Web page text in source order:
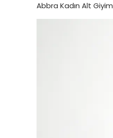
Abbra Kadın Alt Giyim